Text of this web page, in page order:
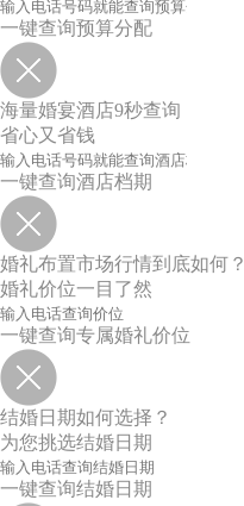
一键查询预算分配
海量婚宴酒店9秒查询
省心又省钱
一键查询酒店档期
婚礼布置市场行情到底如何？
婚礼价位一目了然
一键查询专属婚礼价位
结婚日期如何选择？
为您挑选结婚日期
一键查询结婚日期